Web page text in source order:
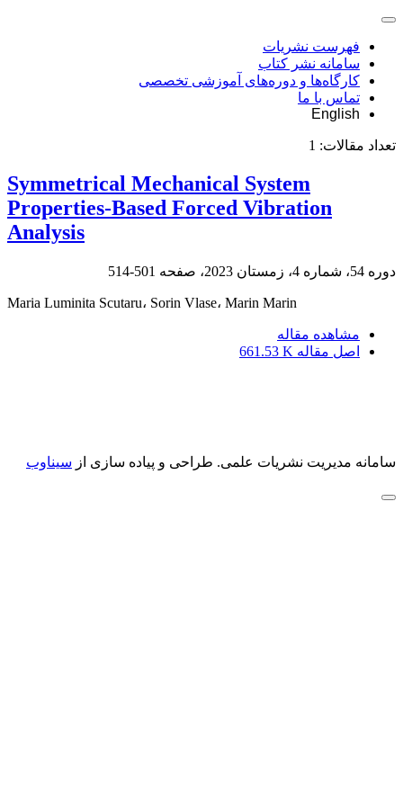
فهرست نشریات
سامانه نشر کتاب
کارگاه‌ها و دوره‌های آموزشی تخصصی
تماس با ما
English
تعداد مقالات: 1
Symmetrical Mechanical System
Properties-Based Forced Vibration
Analysis
دوره 54، شماره 4، زمستان 2023، صفحه 501-514
Maria Luminita Scutaru، Sorin Vlase، Marin Marin
مشاهده مقاله
اصل مقاله 661.53 K
سامانه مدیریت نشریات علمی. طراحی و پیاده سازی از سیناوب